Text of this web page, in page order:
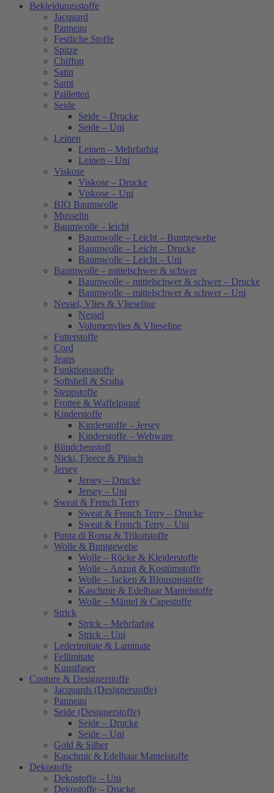
Bekleidungsstoffe
Jacquard
Panneau
Festliche Stoffe
Spitze
Chiffon
Satin
Samt
Pailletten
Seide
Seide – Drucke
Seide – Uni
Leinen
Leinen – Mehrfarbig
Leinen – Uni
Viskose
Viskose – Drucke
Viskose – Uni
BIO Baumwolle
Musselin
Baumwolle – leicht
Baumwolle – Leicht – Buntgewebe
Baumwolle – Leicht – Drucke
Baumwolle – Leicht – Uni
Baumwolle – mittelschwer & schwer
Baumwolle – mittelschwer & schwer – Drucke
Baumwolle – mittelschwer & schwer – Uni
Nessel, Vlies & Vlieseline
Nessel
Volumenvlies & Vlieseline
Futterstoffe
Cord
Jeans
Funktionsstoffe
Softshell & Scuba
Steppstoffe
Frottee & Waffelpiqué
Kinderstoffe
Kinderstoffe – Jersey
Kinderstoffe – Webware
Bündchenstoff
Nicki, Fleece & Plüsch
Jersey
Jersey – Drucke
Jersey – Uni
Sweat & French Terry
Sweat & French Terry – Drucke
Sweat & French Terry – Uni
Punta di Roma & Trikotstoffe
Wolle & Buntgewebe
Wolle – Röcke & Kleiderstoffe
Wolle – Anzug & Kostümstoffe
Wolle – Jacken & Blousonstoffe
Kaschmir & Edelhaar Mantelstoffe
Wolle – Mäntel & Capestoffe
Strick
Strick – Mehrfarbig
Strick – Uni
Lederimitate & Laminate
Fellimitate
Kunstfaser
Couture & Designerstoffe
Jacquards (Designerstoffe)
Panneau
Seide (Designerstoffe)
Seide – Drucke
Seide – Uni
Gold & Silber
Kaschmir & Edelhaar Mantelstoffe
Dekostoffe
Dekostoffe – Uni
Dekostoffe – Drucke